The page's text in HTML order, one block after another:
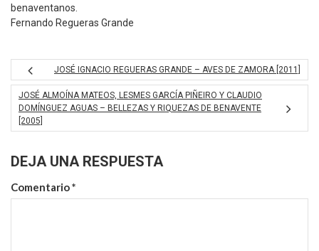
benaventanos.
Fernando Regueras Grande
JOSÉ IGNACIO REGUERAS GRANDE – AVES DE ZAMORA [2011]
JOSÉ ALMOÍNA MATEOS, LESMES GARCÍA PIÑEIRO Y CLAUDIO
DOMÍNGUEZ AGUAS – BELLEZAS Y RIQUEZAS DE BENAVENTE
[2005]
DEJA UNA RESPUESTA
Comentario*